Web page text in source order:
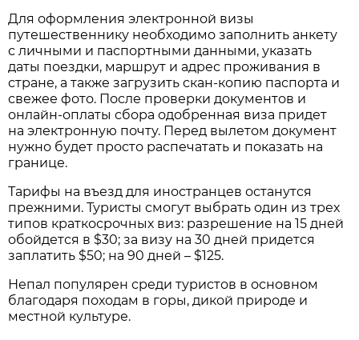
Для оформления электронной визы
путешественнику необходимо заполнить анкету
с личными и паспортными данными, указать
даты поездки, маршрут и адрес проживания в
стране, а также загрузить скан-копию паспорта и
свежее фото. После проверки документов и
онлайн-оплаты сбора одобренная виза придет
на электронную почту. Перед вылетом документ
нужно будет просто распечатать и показать на
границе.
Тарифы на въезд для иностранцев останутся
прежними. Туристы смогут выбрать один из трех
типов краткосрочных виз: разрешение на 15 дней
обойдется в $30; за визу на 30 дней придется
заплатить $50; на 90 дней – $125.
Непал популярен среди туристов в основном
благодаря походам в горы, дикой природе и
местной культуре.